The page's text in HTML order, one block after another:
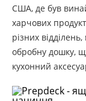
США, де був
харчових
різних
обробну дошку,
кухонний